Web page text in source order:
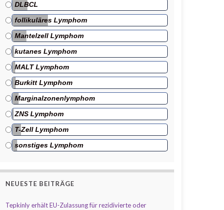
DLBCL
follikuläres Lymphom
Mantelzell Lymphom
kutanes Lymphom
MALT Lymphom
Burkitt Lymphom
Marginalzonenlymphom
ZNS Lymphom
T-Zell Lymphom
sonstiges Lymphom
NEUESTE BEITRÄGE
Tepkinly erhält EU-Zulassung für rezidivierte oder